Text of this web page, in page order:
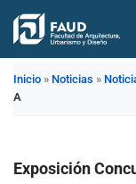
Saltar
contenido
Inicio » Noticias »
A
Exposición